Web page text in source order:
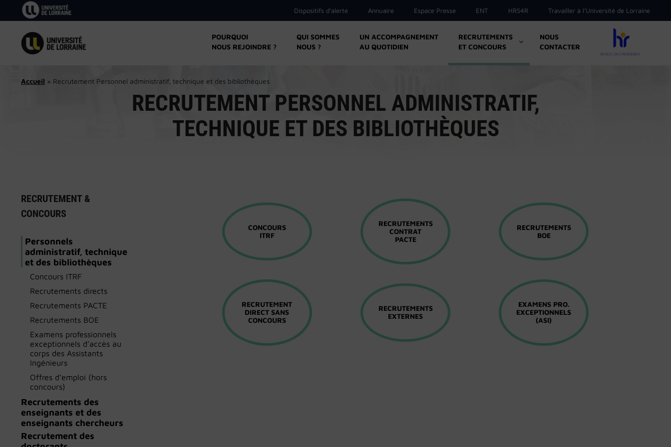
Dispositifs d’alerte Annuaire Espace Presse ENT HRS4R Travailler à l’Université de Lorraine
POURQUOI
NOUS REJOINDRE ?
QUI SOMMES
NOUS ?
UN ACCOMPAGNEMENT
AU QUOTIDIEN
RECRUTEMENTS
ET CONCOURS
NOUS
CONTACTER
Accueil » Recrutement Personnel administratif, technique et des bibliothèques
RECRUTEMENT PERSONNEL ADMINISTRATIF,
TECHNIQUE ET DES BIBLIOTHÈQUES
CONCOURS
ITRF
RECRUTEMENTS
CONTRAT
PACTE
RECRUTEMENTS
BOE
RECRUTEMENT
DIRECT SANS
CONCOURS
RECRUTEMENTS
EXTERNES
EXAMENS PRO.
EXCEPTIONNELS
(ASI)
RECRUTEMENT &
CONCOURS
Personnels
administratif, technique
et des bibliothèques
Concours ITRF
Recrutements directs
Recrutements PACTE
Recrutements BOE
Examens professionnels
exceptionnels d’accès au
corps des Assistants
Ingénieurs
Offres d’emploi (hors
concours)
Recrutements des
enseignants et des
enseignants chercheurs
Recrutement des